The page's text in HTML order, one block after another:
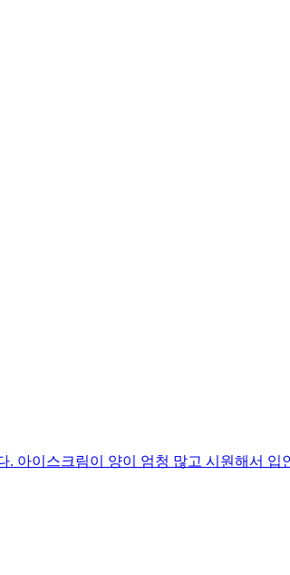
아이스크림이 양이 엄청 많고 시원해서 입